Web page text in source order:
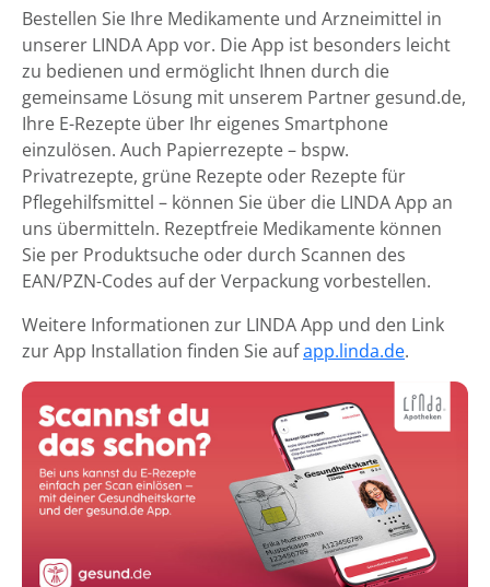
Bestellen Sie Ihre Medikamente und Arzneimittel in
unserer LINDA App vor. Die App ist besonders leicht
zu bedienen und ermöglicht Ihnen durch die
gemeinsame Lösung mit unserem Partner gesund.de,
Ihre E-Rezepte über Ihr eigenes Smartphone
einzulösen. Auch Papierrezepte – bspw.
Privatrezepte, grüne Rezepte oder Rezepte für
Pflegehilfsmittel – können Sie über die LINDA App an
uns übermitteln. Rezeptfreie Medikamente können
Sie per Produktsuche oder durch Scannen des
EAN/PZN-Codes auf der Verpackung vorbestellen.
Weitere Informationen zur LINDA App und den Link
zur App Installation finden Sie aufapp.linda.de.